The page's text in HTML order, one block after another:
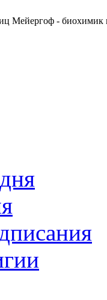
Мейергоф -